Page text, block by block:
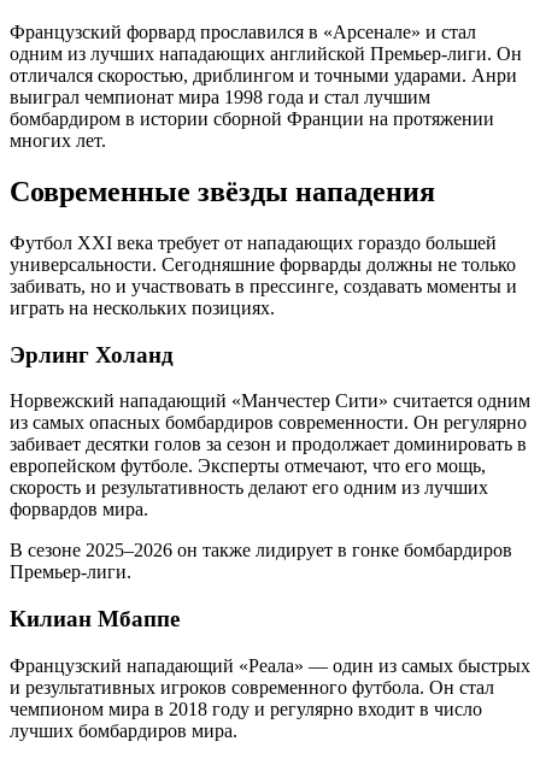
Французский форвард прославился в «Арсенале» и стал
одним из лучших нападающих английской Премьер-лиги. Он
отличался скоростью, дриблингом и точными ударами. Анри
выиграл чемпионат мира 1998 года и стал лучшим
бомбардиром в истории сборной Франции на протяжении
многих лет.
Современные звёзды нападения
Футбол XXI века требует от нападающих гораздо большей
универсальности. Сегодняшние форварды должны не только
забивать, но и участвовать в прессинге, создавать моменты и
играть на нескольких позициях.
Эрлинг Холанд
Норвежский нападающий «Манчестер Сити» считается одним
из самых опасных бомбардиров современности. Он регулярно
забивает десятки голов за сезон и продолжает доминировать в
европейском футболе. Эксперты отмечают, что его мощь,
скорость и результативность делают его одним из лучших
форвардов мира.
В сезоне 2025–2026 он также лидирует в гонке бомбардиров
Премьер-лиги.
Килиан Мбаппе
Французский нападающий «Реала» — один из самых быстрых
и результативных игроков современного футбола. Он стал
чемпионом мира в 2018 году и регулярно входит в число
лучших бомбардиров мира.